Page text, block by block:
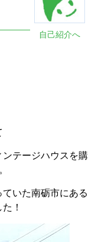
自己紹介へ
テージハウスを購
いた南砺市にある
！